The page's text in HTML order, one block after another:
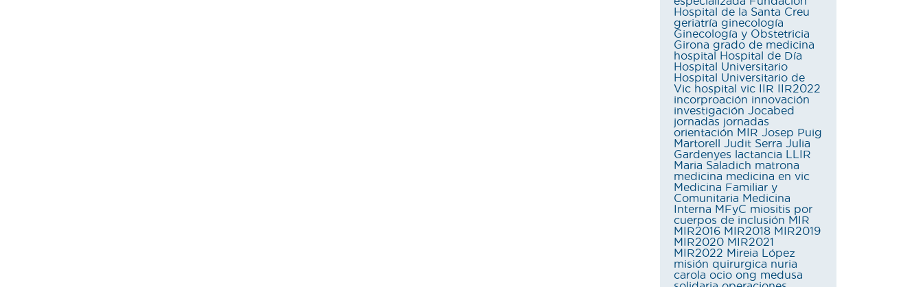
Hospital de la Santa Creu
geriatría ginecología
Ginecología y Obstetricia
Girona grado de medicina
hospital
Hospital de Día
Hospital Universitario
Hospital Universitario de
Vic hospital vic IIR
IIR2022
incorproación innovación
investigación Jocabed
jornadas jornadas
orientación MIR Josep Puig
Martorell
Judit Serra Julia
Gardenyes
lactancia
LLIR
Maria Saladich matrona
medicina medicina en vic
Medicina Familiar y
Comunitaria Medicina
Interna MFyC miositis por
cuerpos de inclusión MIR
MIR2016 MIR2018 MIR2019
MIR2020 MIR2021
MIR2022 Mireia López
misión quirurgica nuria
carola ocio ong medusa